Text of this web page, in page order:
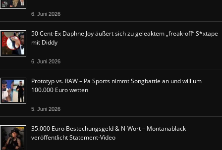
6. Juni 2026
50 Cent-Ex Daphne Joy äußert sich zu geleaktem „freak-off“ S*xtape
mit Diddy
6. Juni 2026
Prototyp vs. RAW – Pa Sports nimmt Songbattle an und will um
100.000 Euro wetten
5. Juni 2026
35.000 Euro Bestechungsgeld & N-Wort – Montanablack
veröffentlicht Statement-Video